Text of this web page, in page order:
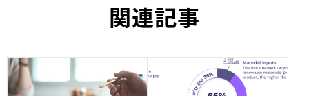
関連記事